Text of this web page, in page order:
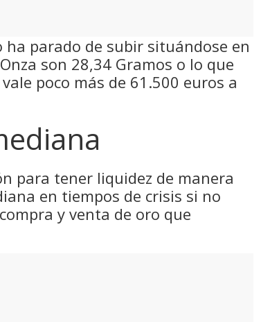
parado de subir situándose en
son 28,34 Gramos o lo que
poco más de 61.500 euros a
para tener liquidez de manera
en tiempos de crisis si no
y venta de oro que